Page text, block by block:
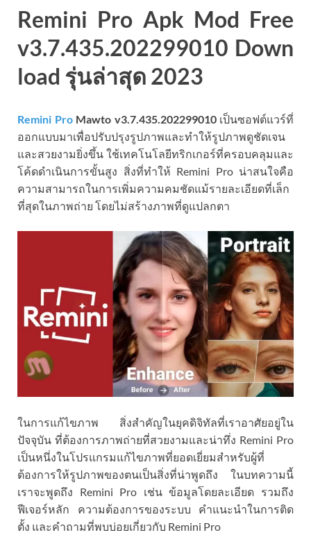
Remini Pro Apk Mod Free
v3.7.435.202299010 Down
load รุ่นล่าสุด 2023
Remini ProMawto v3.7.435.202299010 เป็นซอฟต์แวร์ที่
ออกแบบมาเพื่อปรับปรุงรูปภาพและทำให้รูปภาพดูชัดเจน
และสวยงามยิ่งขึ้น ใช้เทคโนโลยีทริกเกอร์ที่ครอบคลุมและ
โค้ดดำเนินการขั้นสูง สิ่งที่ทำให้ Remini Pro น่าสนใจคือ
ความสามารถในการเพิ่มความคมชัดแม้รายละเอียดที่เล็ก
ที่สุดในภาพถ่าย โดยไม่สร้างภาพที่ดูแปลกตา
ในการแก้ไขภาพ สิ่งสำคัญในยุคดิจิทัลที่เราอาศัยอยู่ใน
ปัจจุบัน ที่ต้องการภาพถ่ายที่สวยงามและน่าทึ่ง Remini Pro
เป็นหนึ่งในโปรแกรมแก้ไขภาพที่ยอดเยี่ยมสำหรับผู้ที่
ต้องการให้รูปภาพของตนเป็นสิ่งที่น่าพูดถึง ในบทความนี้
เราจะพูดถึง Remini Pro เช่น ข้อมูลโดยละเอียด รวมถึง
ฟีเจอร์หลัก ความต้องการของระบบ คำแนะนำในการติด
ตั้ง และคำถามที่พบบ่อยเกี่ยวกับ Remini Pro